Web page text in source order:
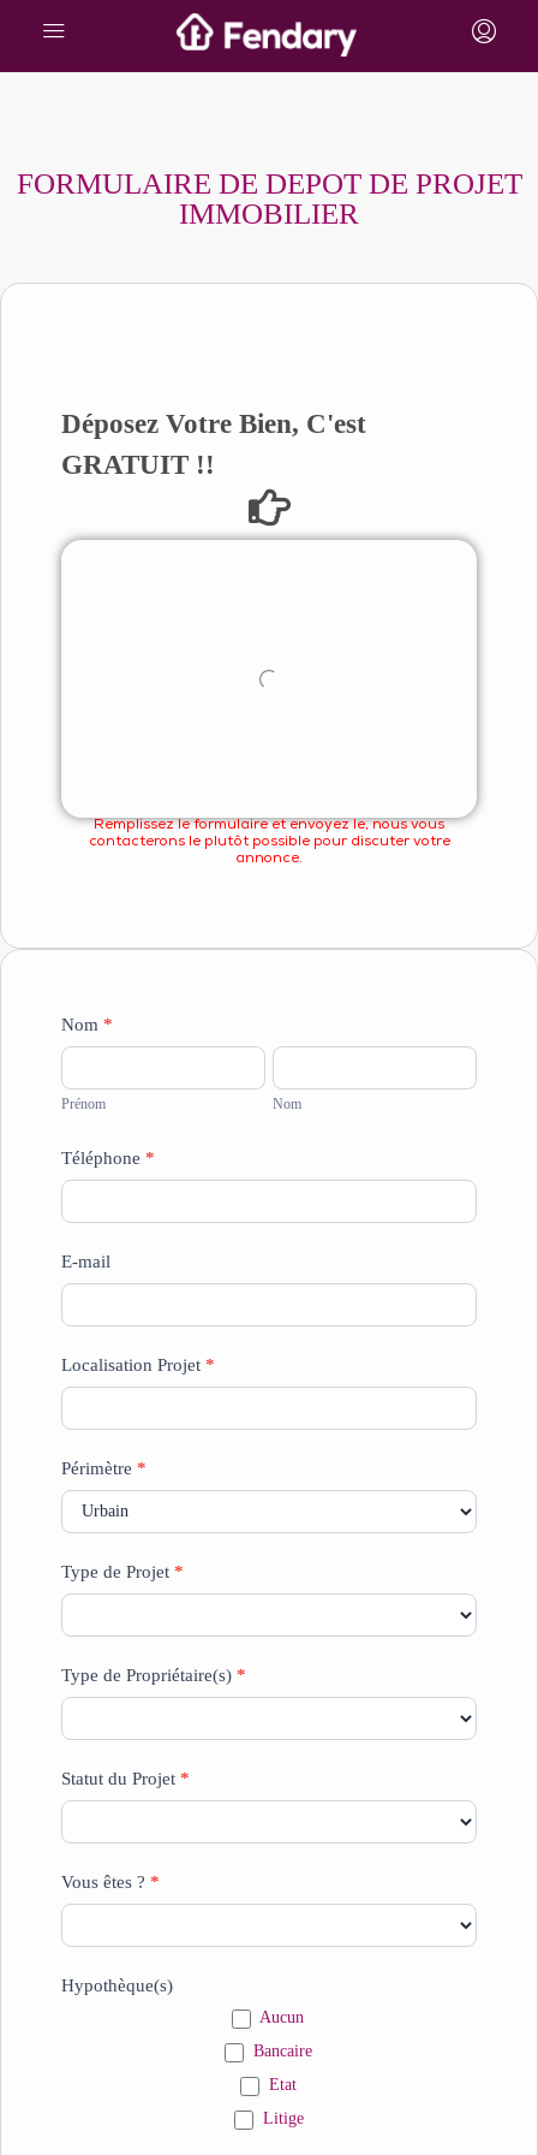
FORMULAIRE DE DEPOT DE PROJET
IMMOBILIER
Déposez Votre Bien, C'est
GRATUIT !!
Remplissez le formulaire et envoyez le, nous vous
contacterons le plutôt possible pour discuter votre
annonce.
Formulaire
Dépôt
Projets
Nom *
Prénom Nom
Téléphone *
E-mail
Localisation Projet *
Périmètre *
Type de Projet *
Type de Propriétaire(s) *
Statut du Projet *
Vous êtes ? *
Hypothèque(s)
Aucun
Bancaire
Etat
Litige